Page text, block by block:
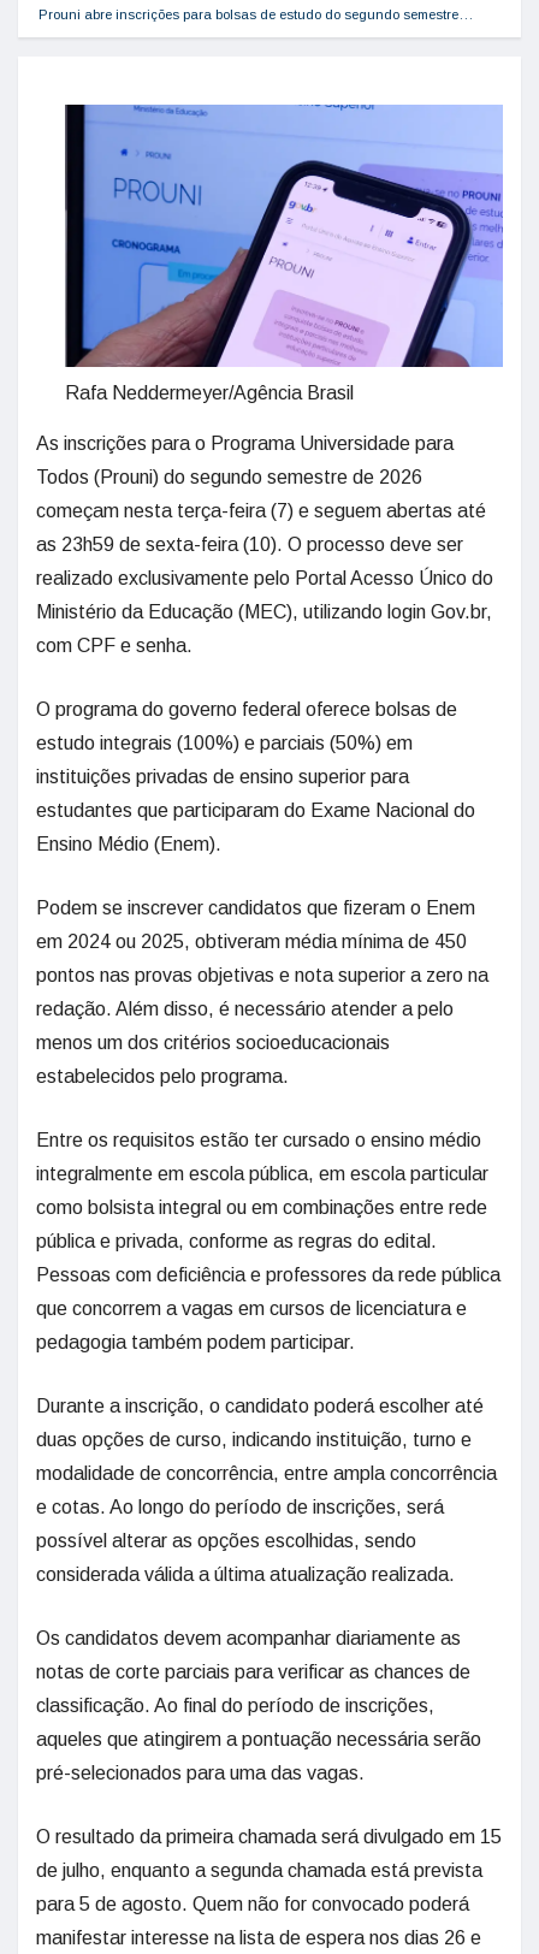
Prouni abre inscrições para bolsas de estudo do segundo semestre…
Rafa Neddermeyer/Agência Brasil
As inscrições para o Programa Universidade para
Todos (Prouni) do segundo semestre de 2026
começam nesta terça-feira (7) e seguem abertas até
as 23h59 de sexta-feira (10). O processo deve ser
realizado exclusivamente pelo Portal Acesso Único do
Ministério da Educação (MEC), utilizando login Gov.br,
com CPF e senha.
O programa do governo federal oferece bolsas de
estudo integrais (100%) e parciais (50%) em
instituições privadas de ensino superior para
estudantes que participaram do Exame Nacional do
Ensino Médio (Enem).
Podem se inscrever candidatos que fizeram o Enem
em 2024 ou 2025, obtiveram média mínima de 450
pontos nas provas objetivas e nota superior a zero na
redação. Além disso, é necessário atender a pelo
menos um dos critérios socioeducacionais
estabelecidos pelo programa.
Entre os requisitos estão ter cursado o ensino médio
integralmente em escola pública, em escola particular
como bolsista integral ou em combinações entre rede
pública e privada, conforme as regras do edital.
Pessoas com deficiência e professores da rede pública
que concorrem a vagas em cursos de licenciatura e
pedagogia também podem participar.
Durante a inscrição, o candidato poderá escolher até
duas opções de curso, indicando instituição, turno e
modalidade de concorrência, entre ampla concorrência
e cotas. Ao longo do período de inscrições, será
possível alterar as opções escolhidas, sendo
considerada válida a última atualização realizada.
Os candidatos devem acompanhar diariamente as
notas de corte parciais para verificar as chances de
classificação. Ao final do período de inscrições,
aqueles que atingirem a pontuação necessária serão
pré-selecionados para uma das vagas.
O resultado da primeira chamada será divulgado em 15
de julho, enquanto a segunda chamada está prevista
para 5 de agosto. Quem não for convocado poderá
manifestar interesse na lista de espera nos dias 26 e